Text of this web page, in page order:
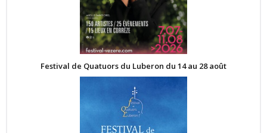
Festival de Quatuors du Luberon du 14 au 28 août